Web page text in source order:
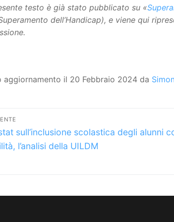
testo è già stato pubblicato su «
dell’Handicap), e viene qui
aggiornamento il 20 Febbraio 2024 da
sull’inclusione scolastica degli alunni
l’analisi della UILDM